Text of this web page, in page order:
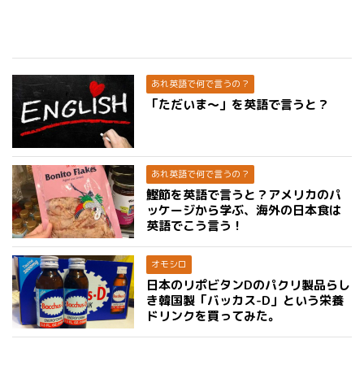
あれ英語で何で言うの？
「ただいま〜」を英語で言うと？
あれ英語で何で言うの？
鰹節を英語で言うと？アメリカのパ
ッケージから学ぶ、海外の日本食は
英語でこう言う！
オモシロ
日本のリポビタンDのパクリ製品らし
き韓国製「バッカス-D」という栄養
ドリンクを買ってみた。